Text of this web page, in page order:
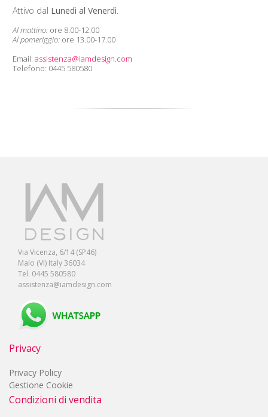
Attivo dal Lunedì al Venerdì
Al mattino: ore 8.00-12.00
Al pomeriggio: ore 13.00-17.00
Email: assistenza@iamdesign.com
Telefono: 0445 580580
Via Vicenza, 6/14 (SP46)
Malo (VI) Italy 36034
Tel. 0445 580580
assistenza@iamdesign.com
Privacy
Privacy Policy
Gestione Cookie
Condizioni di vendita